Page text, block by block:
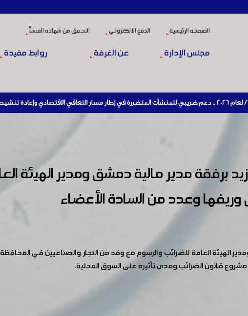
الصفحة الرئيسية الدفع الالكتروني التحقق من شهادة المنشأ
مجلس الإدارة عن الغرفة روابط مفيدة
برفقة مدير مالية دمشق ومدير الهيئة
وعدد من السادة الأعضاء
الهيئة العامة للضرائب والرسوم مع وفد من التجار والصناعيين في
مشروع قانون الضرائب ومدى تأثيره على السوق المحلية.